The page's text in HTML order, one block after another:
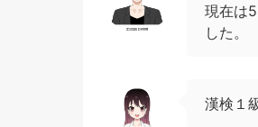
現在は
した。
漢検１